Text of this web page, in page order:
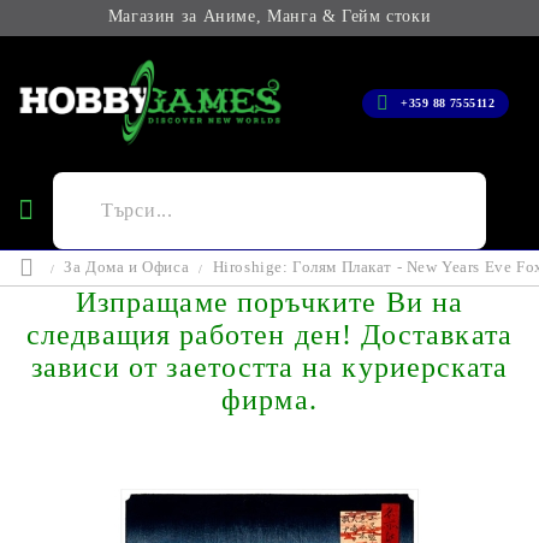
Магазин за Аниме, Манга & Гейм стоки
+359 88 7555112
За Дома и Офиса Hiroshige: Голям Плакат - New Years Eve
Изпращаме поръчките Ви на
следващия работен ден! Доставката
зависи от заетостта на куриерската
фирма.